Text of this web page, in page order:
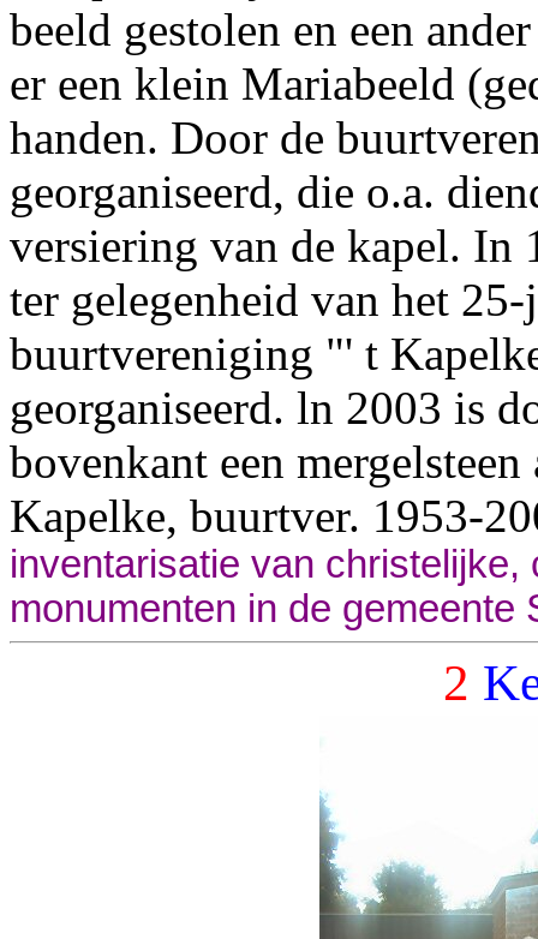
beeld gestolen en een
er een klein Mariabeeld
handen. Door de
georganiseerd, die o.a.
versiering van de kapel. In
ter gelegenheid van het
buurtvereniging "' t
georganiseerd. ln 2003 is
bovenkant een
Kapelke, buurtver. 1953-
inventarisatie van
monumenten in de
2